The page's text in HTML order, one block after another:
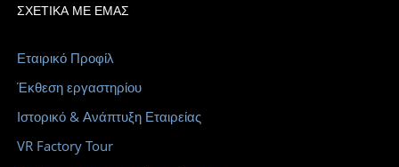
ΣΧΕΤΙΚΆ ΜΕ ΕΜΆΣ
Εταιρικό Προφίλ
Έκθεση εργαστηρίου
Ιστορικό & Ανάπτυξη Εταιρείας
VR Factory Tour